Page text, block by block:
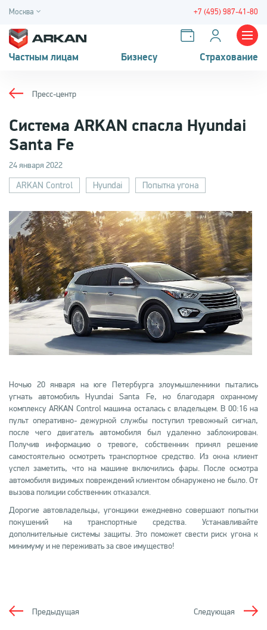
Москва +7 (495) 987-41-80
Частным лицам Бизнесу Страхование
Пресс-центр
Система ARKAN спасла Hyundai
Santa Fe
24 января 2022
ARKAN Control Hyundai Попытка угона
Ночью 20 января на юге Петербурга злоумышленники пытались
угнать автомобиль Hyundai Santa Fe, но благодаря охранному
комплексу ARKAN Control машина осталась с владельцем. В 00:16 на
пульт оперативно- дежурной службы поступил тревожный сигнал,
после чего двигатель автомобиля был удаленно заблокирован.
Получив информацию о тревоге, собственник принял решение
самостоятельно осмотреть транспортное средство. Из окна клиент
успел заметить, что на машине включились фары. После осмотра
автомобиля видимых повреждений клиентом обнаружено не было. От
вызова полиции собственник отказался.
Дорогие автовладельцы, угонщики ежедневно совершают попытки
покушений на транспортные средства. Устанавливайте
дополнительные системы защиты. Это поможет свести риск угона к
минимуму и не переживать за свое имущество!
Следующая
Предыдущая